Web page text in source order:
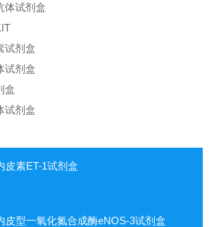
体试剂盒
试剂盒
试剂盒
盒
试剂盒
皮素ET-1试剂盒
皮型一氧化氮合成酶eNOS-3试剂盒